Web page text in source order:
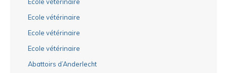
Ecole vétérinaire
Ecole vétérinaire
Ecole vétérinaire
Abattoirs d’Anderlecht